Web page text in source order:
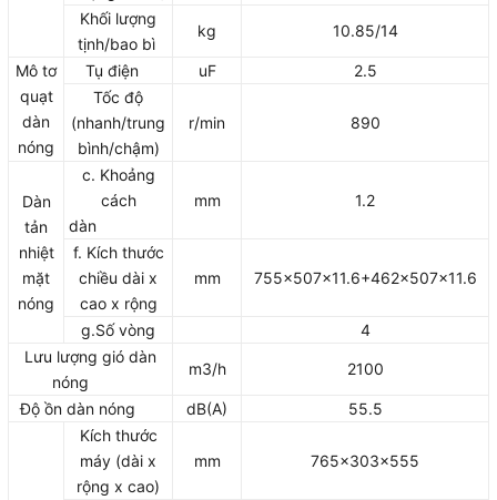
Khối lượng
tịnh/bao bì
kg 10.85/14
Mô tơ
quạt
dàn
nóng
Tụ điện uF
2.5
Tốc độ
(nhanh/trung
bình/chậm)
r/min 890
Dàn
tản
nhiệt
mặt
nóng
c. Khoảng
cách
dàn
mm 1.2
f. Kích thước
chiều dài x
cao x rộng
mm 755x507x11.6+462x507x11.6
g.Số vòng
4
Lưu lượng gió dàn
nóng
m3/h 2100
Độ ồn dàn nóng dB(A) 55.5
Kích thước
máy (dài x
rộng x cao)
mm 765x303x555